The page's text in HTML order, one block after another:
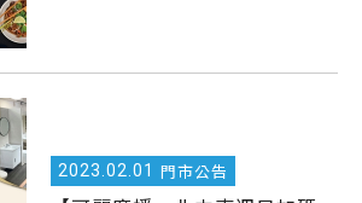
2023. 02.01 門市公告